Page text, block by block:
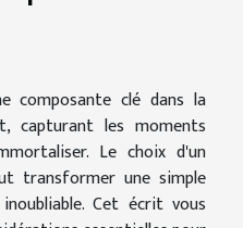
composante clé dans la
capturant les moments
Le choix d'un
transformer une simple
Cet écrit vous